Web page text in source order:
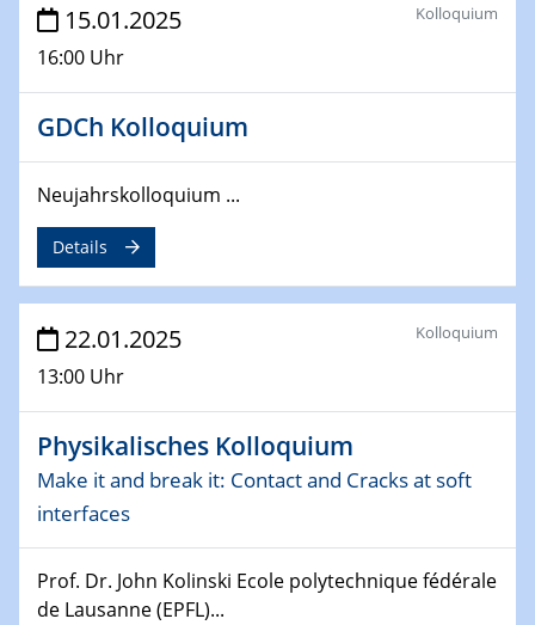
21.03.2025
EIC Pathfinder
26.03.2025 - 28.03.2025
2nd ACAMEC 2025
Conversion
27.03.2025
WIN & CENIDE Seminar Series on 2D-
MATURE
27.03.2025
CENIDE-BGU Seminar
01.04.2025
Colloquia Series on Sustainable Metallurgy
Towards more sustainable uses of rare earth elements
- from an inorganic and biological perspective
15.01.2025
16:00 Uhr
Kolloquium
GDCh Kolloquium
Neujahrskolloquium ...
Details
22.01.2025
13:00 Uhr
Kolloquium
Physikalisches Kolloquium
Make it and break it: Contact and Cracks at soft
interfaces
Prof. Dr. John Kolinski Ecole polytechnique fédérale
de Lausanne (EPFL)...